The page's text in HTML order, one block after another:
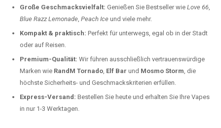
Große Geschmacksvielfalt: Genießen Sie Bestseller wie Love 66,
Blue Razz Lemonade, Peach Ice und viele mehr.
Kompakt & praktisch: Perfekt für unterwegs, egal ob in der Stadt
oder auf Reisen.
Premium-Qualität: Wir führen ausschließlich vertrauenswürdige
Marken wie RandM Tornado, Elf Bar und Mosmo Storm, die
höchste Sicherheits- und Geschmackskriterien erfüllen.
Express-Versand: Bestellen Sie heute und erhalten Sie Ihre Vapes
in nur 1-3 Werktagen.